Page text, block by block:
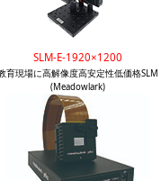
SLM-E-1920×1200
育現場に高解像度高安定性低価格SLM
(Meadowlark)